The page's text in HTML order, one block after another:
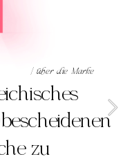
zu
| über die Marke